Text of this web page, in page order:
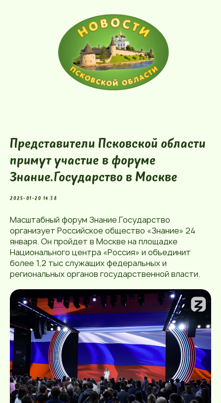
Представители Псковской области
примут участие в форуме
Знание.Государство в Москве
2025-01-20 14:38
Масштабный форум Знание.Государство
организует Российское общество «Знание» 24
января. Он пройдет в Москве на площадке
Национального центра «Россия» и объединит
более 1,2 тыс служащих федеральных и
региональных органов государственной власти.